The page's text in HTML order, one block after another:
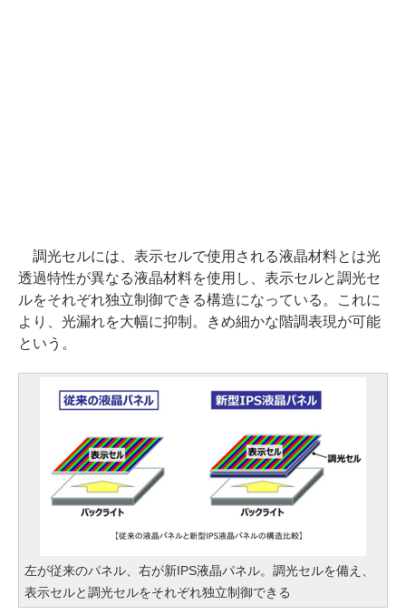
調光セルには、表示セルで使用される液晶材料とは光
透過特性が異なる液晶材料を使用し、表示セルと調光セ
ルをそれぞれ独立制御できる構造になっている。これに
より、光漏れを大幅に抑制。きめ細かな階調表現が可能
という。
左が従来のパネル、右が新IPS液晶パネル。調光セルを備え、
表示セルと調光セルをそれぞれ独立制御できる